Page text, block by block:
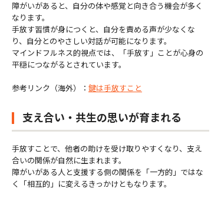
障がいがあると、自分の体や感覚と向き合う機会が多く
なります。
手放す習慣が身につくと、自分を責める声が少なくな
り、自分とのやさしい対話が可能になります。
マインドフルネス的視点では、「手放す」ことが心身の
平穏につながるとされています。
参考リンク（海外）： 鍵は手放すこと
支え合い・共生の思いが育まれる
手放すことで、他者の助けを受け取りやすくなり、支え
合いの関係が自然に生まれます。
障がいがある人と支援する側の関係を「一方的」ではな
く「相互的」に変えるきっかけともなります。